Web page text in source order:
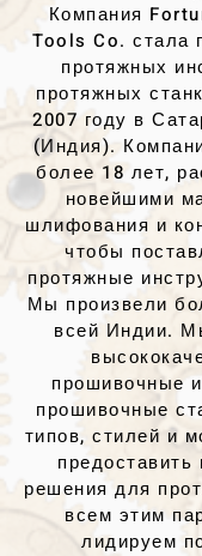
Компания
Tools Co. стала
протяжных
протяжных
2007 году в
(Индия).
более 18 лет,
новейшими
шлифования и
чтобы
протяжные
Мы произвели
всей Индии.
прошивочные
прошивочные
типов, стилей и
решения для
всем этим
лидируем